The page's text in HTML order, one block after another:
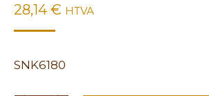
28,14 € HTVA
SNK6180